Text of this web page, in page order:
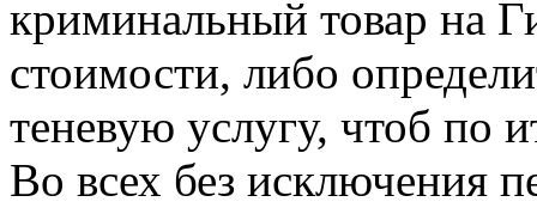
криминальный товар на
стоимости, либо
теневую услугу, чтоб по
Во всех без исключения